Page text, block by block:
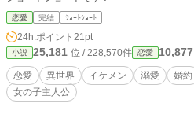
恋愛 完結 ｼｮｰﾄｼｮｰﾄ
24h.ポイント 21pt
小説 25,181 位 / 228,570件 恋愛 10,877
恋愛 異世界 イケメン 溺愛 婚約
女の子主人公